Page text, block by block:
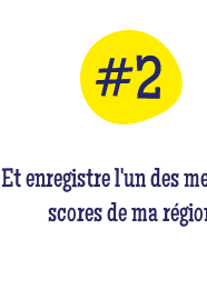
Et enregistre l'un des
scores de ma